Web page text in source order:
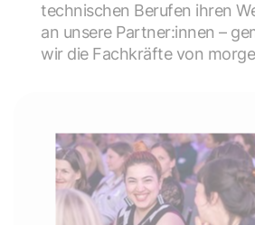
technischen Berufen ihren
an unsere Partner:innen –
wir die Fachkräfte von